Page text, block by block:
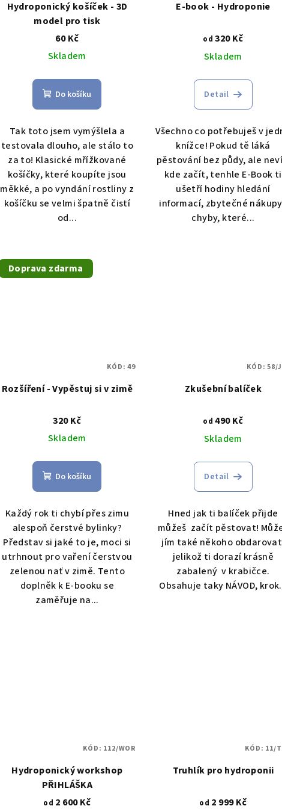
ů
Hydroponický košíček - 3D
model pro tisk
60 Kč
Skladem
Do košíku
Tak toto jsem vymýšlela a
testovala dlouho, ale stálo to
za to! Klasické mřížkované
košíčky, které koupíte jsou
měkké, a po vyndání rostliny z
košíčku se velmi špatně čistí
od...
E-book - Hydroponie
od 320 Kč
Skladem
Detail
Všechno co potřebuješ v
knížce! Pokud tě láká
pěstování bez půdy, ale
kde začít, tenhle E-Book ti
ušetří hodiny hledání
informací, zbytečné
chyby, které...
Doprava zdarma
Rozšíření - Vypěstuj si v zimě
320 Kč
Skladem
Do košíku
Každý rok ti chybí přes zimu
alespoň čerstvé bylinky?
Představ si jaké to je, moci si
utrhnout pro vaření čerstvou
zelenou nať v zimě. Tento
doplněk k E-booku se
zaměřuje na...
KÓD:49
Zkušební balíček
od 490 Kč
Skladem
Detail
Hned jak ti balíček přijde
můžeš začít pěstovat!
jím také někoho
jelikož ti dorazí krásně
zabalený v krabičce.
Obsahuje taky NÁVOD,
KÓD:58/
Hydroponický workshop
PŘIHLÁŠKA
od 2 600 Kč
KÓD: 112/WOR
Truhlík pro hydroponii
od 2 999 Kč
KÓD: 11/